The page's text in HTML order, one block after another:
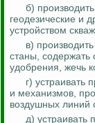
б) производить
геодезические и
устройством
в)
станы, содержать
удобрения, жечь
г) устраивать
и механизмов,
воздушных линий
д) устраивать